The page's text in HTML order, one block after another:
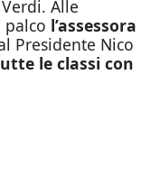
Alle
palco l’assessora
Presidente Nico
le classi con